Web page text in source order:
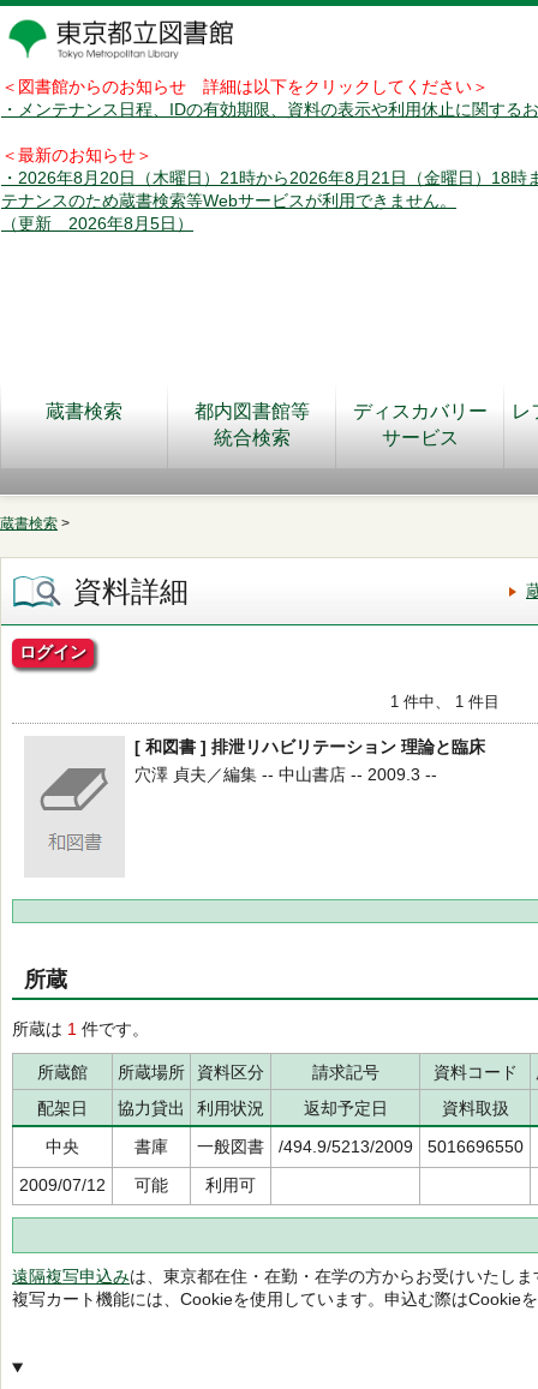
＜図書館からのお知らせ 詳細は以下をクリックしてください＞
・メンテナンス日程、IDの有効期限、資料の表示や利用休止に関する
＜最新のお知らせ＞
・2026年8月20日（木曜日）21時から2026年8月21日（金曜日）18時
テナンスのため蔵書検索等Webサービスが利用できません。
（更新 2026年8月5日）
蔵書検索
都内図書館等
統合検索
ディスカバリー
サービス
レ
蔵書検索 >
資料詳細
ログイン
1 件中、 1 件目
[ 和図書 ] 排泄リハビリテーション 理論と臨床
穴澤 貞夫／編集 -- 中山書店 -- 2009.3 --
所蔵
所蔵は 1 件です。
所蔵館 所蔵場所 資料区分 請求記号 資料コード
配架日
協力貸出 利用状況 返却予定日
資料取扱
中央
書庫 一般図書 /494.9/5213/2009
5016696550
2009/07/12
可能 利用可
遠隔複写申込みは、東京都在住・在勤・在学の方からお受けいたしま
複写カート機能には、Cookieを使用しています。申込む際はCookie